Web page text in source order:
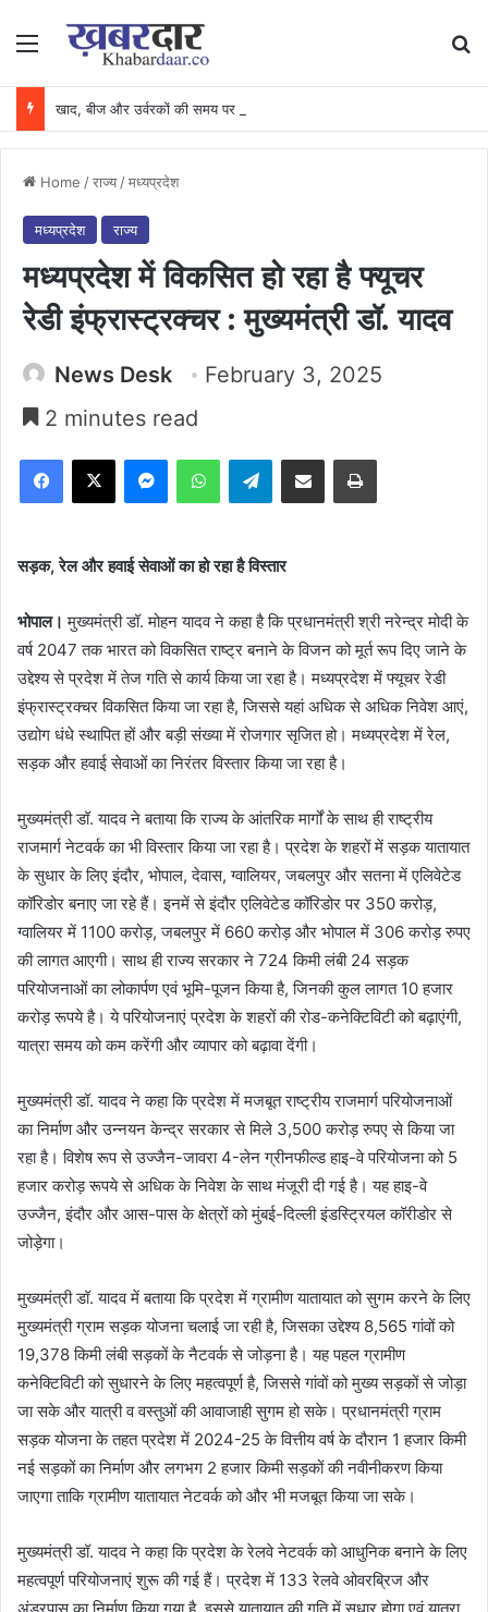
Menu
Home /राज्य /मध्यप्रदेश
मध्यप्रदेश राज्य
मध्यप्रदेश में विकसित हो रहा है फ्यूचर
रेडी इंफ्रास्ट्रक्चर : मुख्यमंत्री डॉ. यादव
News Desk
February 3, 2025
2 minutes read
Facebook
X MessengerWhatsAppTelegramShare via Email Print
सड़क, रेल और हवाई सेवाओं का हो रहा है विस्तार
भोपाल। मुख्यमंत्री डॉ. मोहन यादव ने कहा है कि प्रधानमंत्री श्री नरेन्द्र मोदी के
वर्ष 2047 तक भारत को विकसित राष्ट्र बनाने के विजन को मूर्त रूप दिए जाने के
उद्देश्य से प्रदेश में तेज गति से कार्य किया जा रहा है। मध्यप्रदेश में फ्यूचर रेडी
इंफ्रास्ट्रक्चर विकसित किया जा रहा है, जिससे यहां अधिक से अधिक निवेश आएं,
उद्योग धंधे स्थापित हों और बड़ी संख्या में रोजगार सृजित हो। मध्यप्रदेश में रेल,
सड़क और हवाई सेवाओं का निरंतर विस्तार किया जा रहा है।
मुख्यमंत्री डॉ. यादव ने बताया कि राज्य के आंतरिक मार्गों के साथ ही राष्ट्रीय
राजमार्ग नेटवर्क का भी विस्तार किया जा रहा है। प्रदेश के शहरों में सड़क यातायात
के सुधार के लिए इंदौर, भोपाल, देवास, ग्वालियर, जबलपुर और सतना में एलिवेटेड
कॉरिडोर बनाए जा रहे हैं। इनमें से इंदौर एलिवेटेड कॉरिडोर पर 350 करोड़,
ग्वालियर में 1100 करोड़, जबलपुर में 660 करोड़ और भोपाल में 306 करोड़ रुपए
की लागत आएगी। साथ ही राज्य सरकार ने 724 किमी लंबी 24 सड़क
परियोजनाओं का लोकार्पण एवं भूमि-पूजन किया है, जिनकी कुल लागत 10 हजार
करोड़ रूपये है। ये परियोजनाएं प्रदेश के शहरों की रोड-कनेक्टिविटी को बढ़ाएंगी,
यात्रा समय को कम करेंगी और व्यापार को बढ़ावा देंगी।
मुख्यमंत्री डॉ. यादव ने कहा कि प्रदेश में मजबूत राष्ट्रीय राजमार्ग परियोजनाओं
का निर्माण और उन्नयन केन्द्र सरकार से मिले 3,500 करोड़ रुपए से किया जा
रहा है। विशेष रूप से उज्जैन-जावरा 4-लेन ग्रीनफील्ड हाइ-वे परियोजना को 5
हजार करोड़ रूपये से अधिक के निवेश के साथ मंजूरी दी गई है। यह हाइ-वे
उज्जैन, इंदौर और आस-पास के क्षेत्रों को मुंबई-दिल्ली इंडस्ट्रियल कॉरीडोर से
जोड़ेगा।
मुख्यमंत्री डॉ. यादव में बताया कि प्रदेश में ग्रामीण यातायात को सुगम करने के लिए
मुख्यमंत्री ग्राम सड़क योजना चलाई जा रही है, जिसका उद्देश्य 8,565 गांवों को
19,378 किमी लंबी सड़कों के नैटवर्क से जोड़ना है। यह पहल ग्रामीण
कनेक्टिविटी को सुधारने के लिए महत्वपूर्ण है, जिससे गांवों को मुख्य सड़कों से जोड़ा
जा सके और यात्री व वस्तुओं की आवाजाही सुगम हो सके। प्रधानमंत्री ग्राम
सड़क योजना के तहत प्रदेश में 2024-25 के वित्तीय वर्ष के दौरान 1 हजार किमी
नई सड़कों का निर्माण और लगभग 2 हजार किमी सड़कों की नवीनीकरण किया
जाएगा ताकि ग्रामीण यातायात नेटवर्क को और भी मजबूत किया जा सके।
मुख्यमंत्री डॉ. यादव ने कहा कि प्रदेश के रेलवे नेटवर्क को आधुनिक बनाने के लिए
महत्वपूर्ण परियोजनाएं शुरू की गई हैं। प्रदेश में 133 रेलवे ओवरब्रिज और